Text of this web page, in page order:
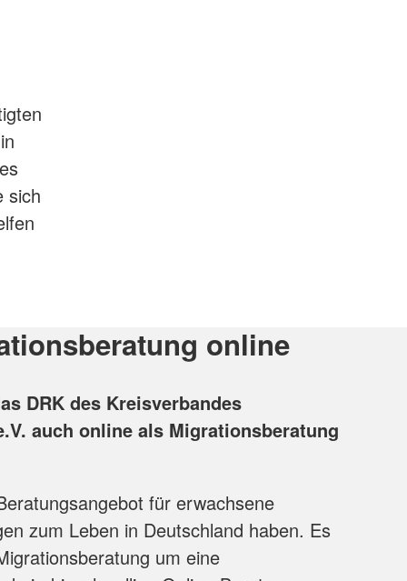
sich
online
DRK des Kreisverbandes
auch online als Migrationsberatung
für erwachsene
zum Leben in Deutschland haben. Es
um eine